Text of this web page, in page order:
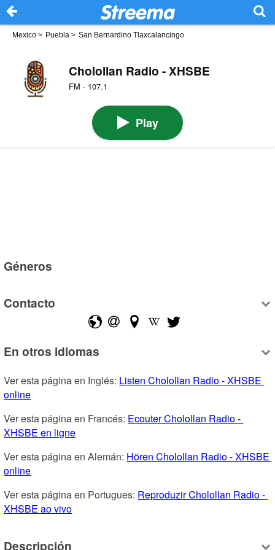
Mexico > Puebla > San Bernardino Tlaxcalancingo
Cholollan Radio - XHSBE
FM · 107.1
Play
Géneros
Contacto
En otros idiomas
Ver esta página en Inglés: Listen Cholollan Radio - XHSBE
online
Ver esta página en Francés: Ecouter Cholollan Radio -
XHSBE en ligne
Ver esta página en Alemán: Hören Cholollan Radio - XHSBE
online
Ver esta página en Portugues: Reproduzir Cholollan Radio -
XHSBE ao vivo
Descripción